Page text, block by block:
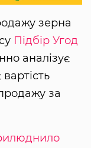
зерна
Підбір Угод
аналізує
за